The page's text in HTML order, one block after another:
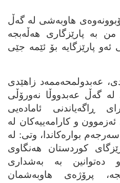
هاوبه‌شی له‌ گه‌ڵ
به‌ پارێزگاری هه‌ڵه‌بجه‌
ئه‌و پارێزگایه‌ بۆ ئێمه‌ جێی
عه‌بدولمحه‌ممه‌د زاهێدی
گه‌ڵ عه‌بدووڵا نه‌ورۆڵی
ڕاگه‌یاندنی ئاماده‌یی
و کارامه‌ییه‌کان له‌
بواره‌کاندا، وتی: له‌
کوردستان هه‌نگاوی
ده‌توانین به‌ به‌شداری
پرۆژه‌ی هاوبه‌شمان